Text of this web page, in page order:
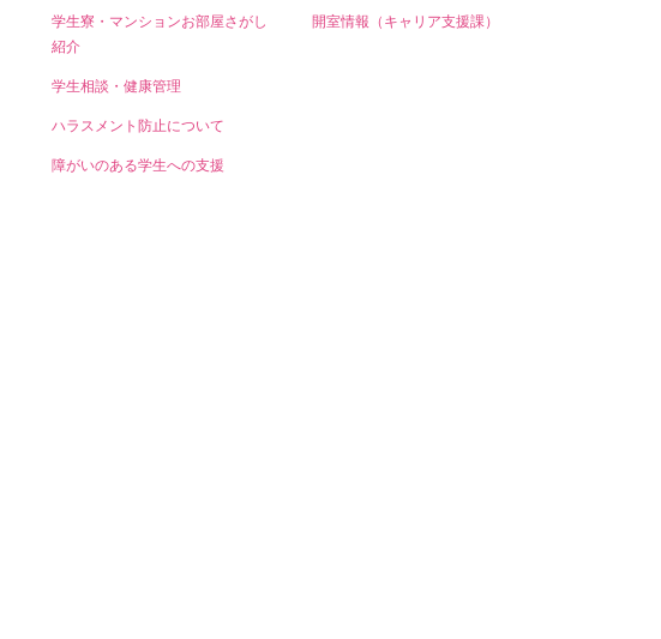
学生寮・マンションお部屋さがし
紹介
学生相談・健康管理
ハラスメント防止について
障がいのある学生への支援
開室情報（キャリア支援課）